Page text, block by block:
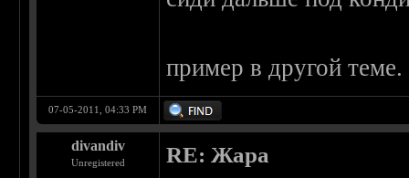
пример в другой теме.
07-05-2011, 04:33 PM
divandiv
Unregistered RE: Жара